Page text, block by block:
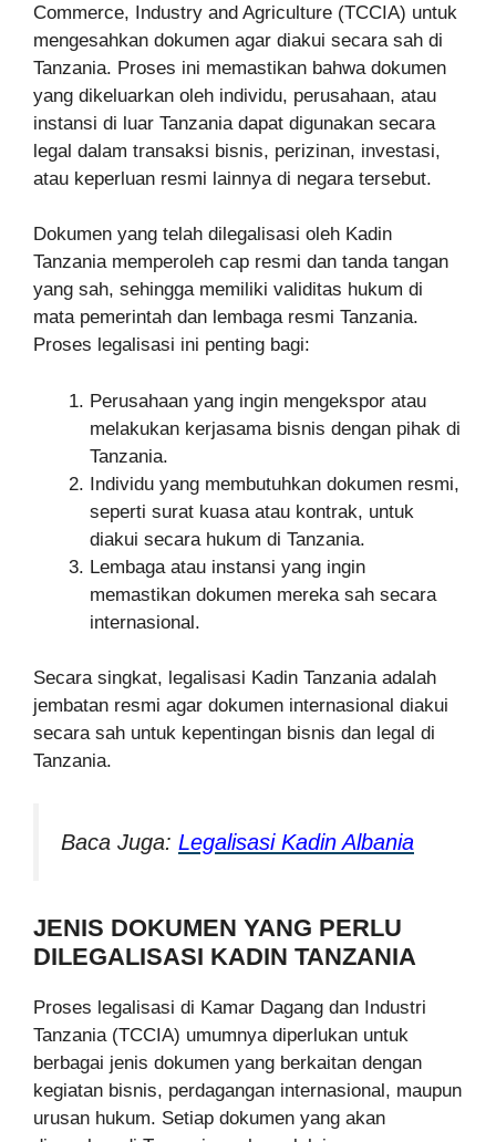
Commerce, Industry and Agriculture (TCCIA) untuk
mengesahkan dokumen agar diakui secara sah di
Tanzania. Proses ini memastikan bahwa dokumen
yang dikeluarkan oleh individu, perusahaan, atau
instansi di luar Tanzania dapat digunakan secara
legal dalam transaksi bisnis, perizinan, investasi,
atau keperluan resmi lainnya di negara tersebut.
Dokumen yang telah dilegalisasi oleh Kadin
Tanzania memperoleh cap resmi dan tanda tangan
yang sah, sehingga memiliki validitas hukum di
mata pemerintah dan lembaga resmi Tanzania.
Proses legalisasi ini penting bagi:
Perusahaan yang ingin mengekspor atau
melakukan kerjasama bisnis dengan pihak di
Tanzania.
Individu yang membutuhkan dokumen resmi,
seperti surat kuasa atau kontrak, untuk
diakui secara hukum di Tanzania.
Lembaga atau instansi yang ingin
memastikan dokumen mereka sah secara
internasional.
Secara singkat, legalisasi Kadin Tanzania adalah
jembatan resmi agar dokumen internasional diakui
secara sah untuk kepentingan bisnis dan legal di
Tanzania.
Baca Juga: Legalisasi Kadin Albania
JENIS DOKUMEN YANG PERLU
DILEGALISASI KADIN TANZANIA
Proses legalisasi di Kamar Dagang dan Industri
Tanzania (TCCIA) umumnya diperlukan untuk
berbagai jenis dokumen yang berkaitan dengan
kegiatan bisnis, perdagangan internasional, maupun
urusan hukum. Setiap dokumen yang akan